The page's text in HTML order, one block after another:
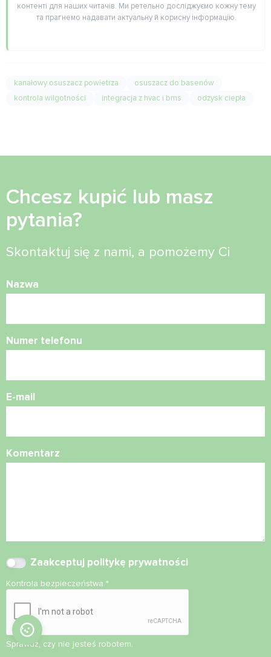
контенті для наших читачів. Ми ретельно досліджуємо кожну тему
та прагнемо надавати актуальну й корисну інформацію.
kanałowy osuszacz powietrza
osuszacz do basenów
kontrola wilgotności
integracja z hvac i bms odzysk ciepła
Chcesz kupić lub masz
pytania?
Skontaktuj się z nami, a pomożemy Ci
Nazwa
Numer telefonu
E-mail
Komentarz
Zaakceptuj politykę prywatności
Kontrola bezpieczeństwa *
Sprawdź, czy nie jesteś robotem.